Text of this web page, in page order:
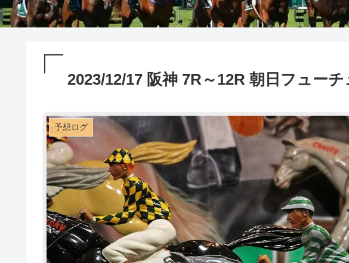
2023/12/17 阪神 7R～12R 朝日フュー
予想ログ